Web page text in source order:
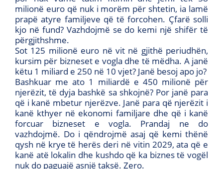
milionë euro që nuk i morëm për shtetin, ia lamë
prapë atyre familjeve që të forcohen. Çfarë solli
kjo në fund? Vazhdojmë se do kemi një shifër të
përgjithshme.
Sot 125 milionë euro në vit në gjithë periudhën,
kursim për bizneset e vogla dhe të mëdha. A janë
këtu 1 miliard e 250 në 10 vjet? Janë besoj apo jo?
Bashkuar me ato 1 miliardë e 450 milionë për
njerëzit, të dyja bashkë sa shkojnë? Por janë para
që i kanë mbetur njerëzve. Janë para që njerëzit i
kanë kthyer në ekonomi familjare dhe që i kanë
forcuar bizneset e vogla. Prandaj ne do
vazhdojmë. Do i qëndrojmë asaj që kemi thënë
qysh në krye të herës deri në vitin 2029, ata që e
kanë atë lokalin dhe kushdo që ka biznes të vogël
nuk do paguajë asnjë taksë. Zero.